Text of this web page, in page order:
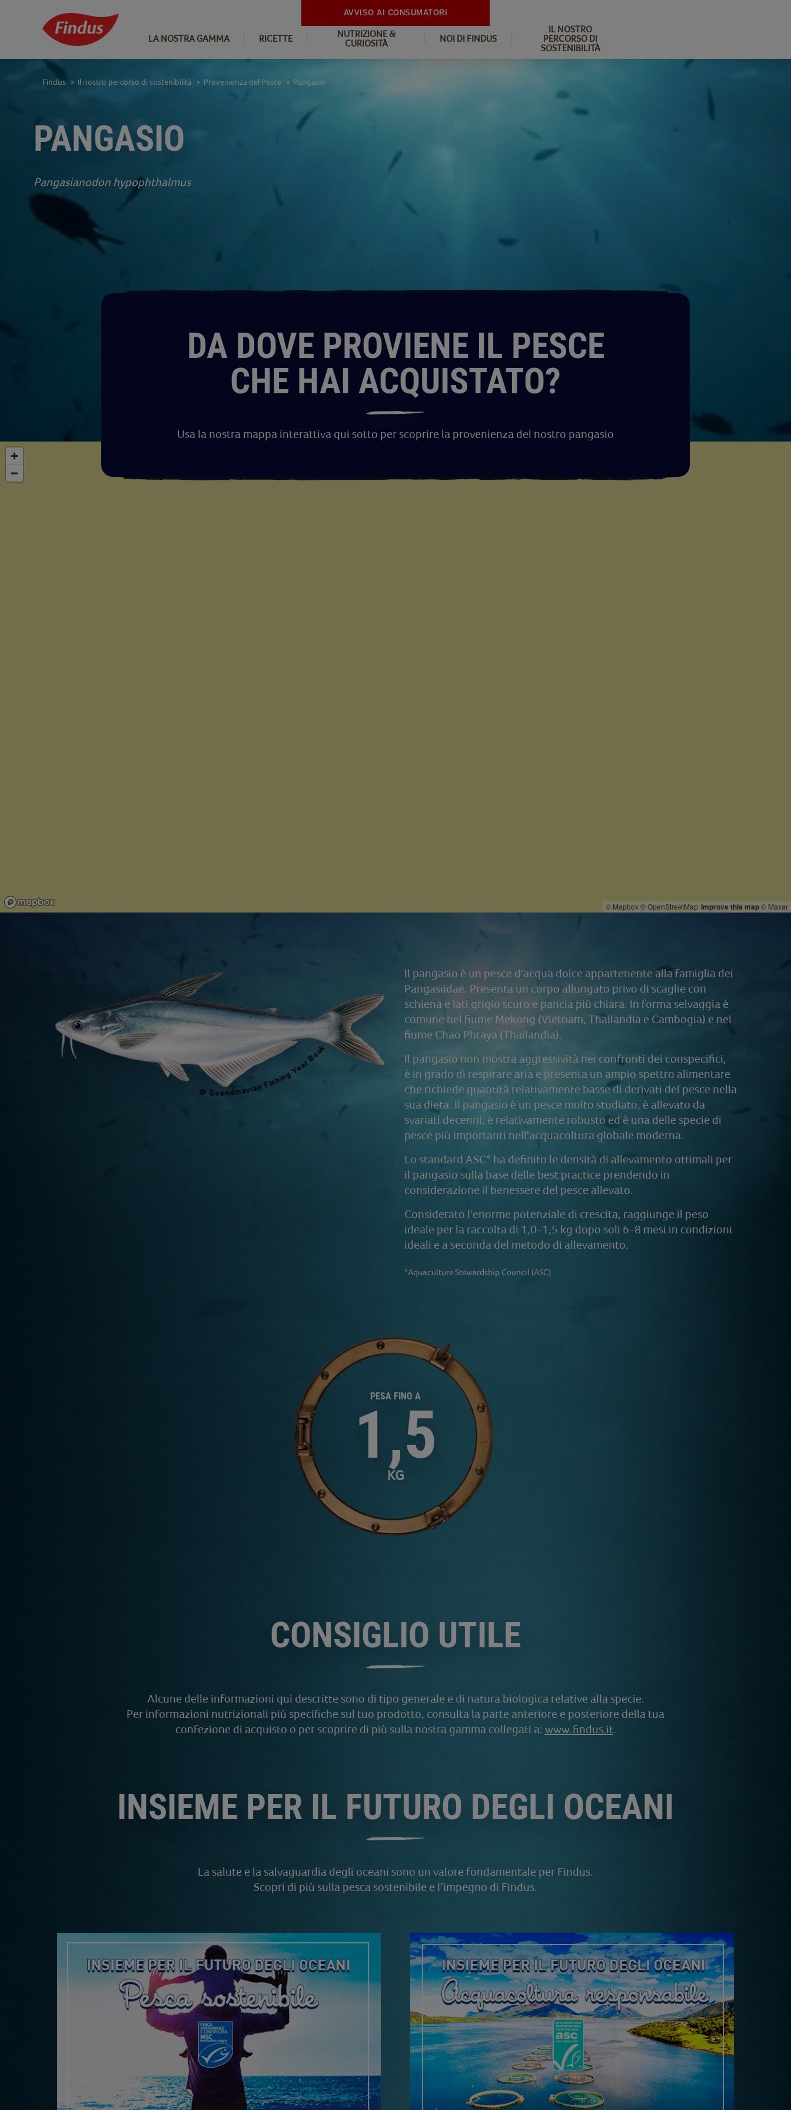
LA NOSTRA GAMMA RICETTE
NUTRIZIONE &
CURIOSITÀ
NOI DI FINDUS
IL NOSTRO
PERCORSO DI
SOSTENIBILITÀ
PANGASIO
Pangasianodon hypophthalmus
DA DOVE PROVIENE IL PESCE
CHE HAI ACQUISTATO?
Usa la nostra mappa interattiva qui sotto per scoprire la provenienza del nostro pangasio
Findus > Il nostro percorso di sostenibilità > Provenienza del Pesce > Pangasio
© Mapbox© OpenStreetMap Improve this map© Maxar
Il pangasio è un pesce d'acqua dolce appartenente alla famiglia dei
Pangasiidae. Presenta un corpo allungato privo di scaglie con
schiena e lati grigio scuro e pancia più chiara. In forma selvaggia è
comune nel fiume Mekong (Vietnam, Thailandia e Cambogia) e nel
fiume Chao Phraya (Thailandia).
Il pangasio non mostra aggressività nei confronti dei conspecifici,
è in grado di respirare aria e presenta un ampio spettro alimentare
che richiede quantità relativamente basse di derivati del pesce nella
sua dieta. Il pangasio è un pesce molto studiato, è allevato da
svariati decenni, è relativamente robusto ed è una delle specie di
pesce più importanti nell'acquacoltura globale moderna.
Lo standard ASC* ha definito le densità di allevamento ottimali per
il pangasio sulla base delle best practice prendendo in
considerazione il benessere del pesce allevato.
Considerato l'enorme potenziale di crescita, raggiunge il peso
ideale per la raccolta di 1,0-1,5 kg dopo soli 6-8 mesi in condizioni
ideali e a seconda del metodo di allevamento.
*Aquaculture Stewardship Council (ASC)
PESA FINO A
1,5
KG
CONSIGLIO UTILE
Alcune delle informazioni qui descritte sono di tipo generale e di natura biologica relative alla specie.
Per informazioni nutrizionali più specifiche sul tuo prodotto, consulta la parte anteriore e posteriore della tua
confezione di acquisto o per scoprire di più sulla nostra gamma collegati a: www.findus.it.
INSIEME PER IL FUTURO DEGLI OCEANI
La salute e la salvaguardia degli oceani sono un valore fondamentale per Findus.
Scopri di più sulla pesca sostenibile e l’impegno di Findus.
AVVISO AI CONSUMATORI